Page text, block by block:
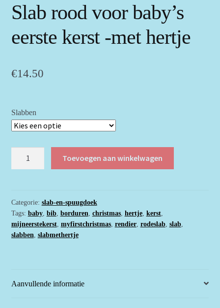
Slab rood voor baby’s
eerste kerst -met hertje
€14.50
Slabben
eerste
kerst
-
met
Toevoegen aan winkelwagen
Categorie: slab-en-spuugdoek
Tags: baby, bib, borduren christmas, hertje, kerst,
mijneerstekerst, myfirstchristmas, rendier, rodeslab, slab,
slabben slabmethertje
Aanvullende informatie